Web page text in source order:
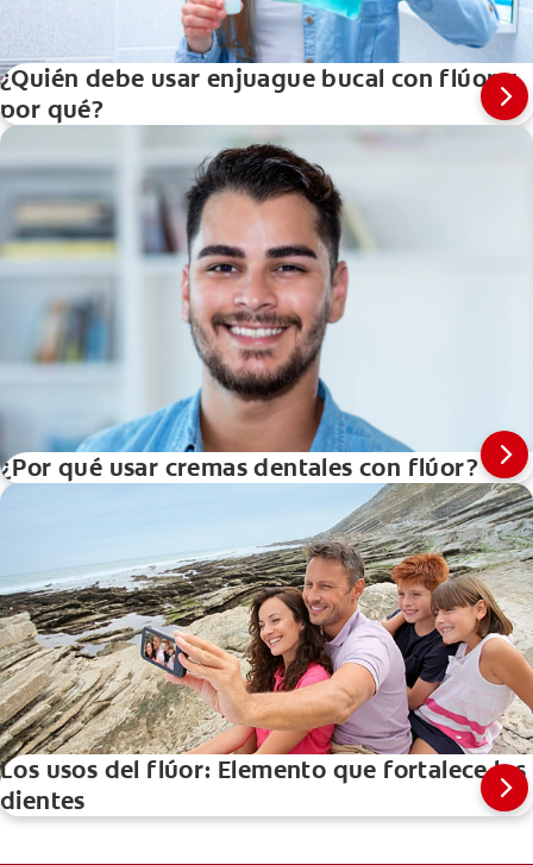
¿Quién debe usar enjuague bucal con flúor y
por qué?
¿Por qué usar cremas dentales con flúor?
Los usos del flúor: Elemento que fortalece los
dientes